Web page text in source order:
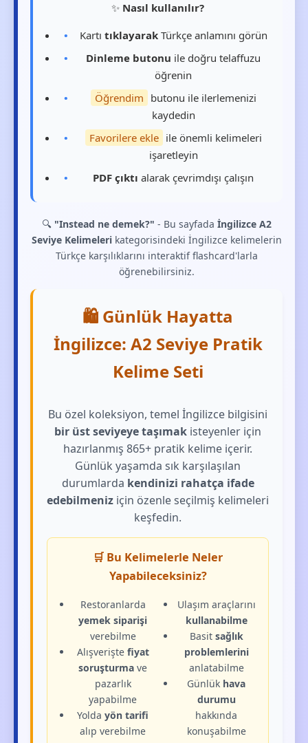
✨ Nasıl kullanılır?
Kartı tıklayarakTürkçe anlamını görün
Dinleme butonu ile doğru telaffuzu
öğrenin
Öğrendim butonu ile ilerlemenizi
kaydedin
Favorilere ekle ile önemli kelimeleri
işaretleyin
PDF çıktı alarak çevrimdışı çalışın
🔍 "Instead ne demek?" - Bu sayfada İngilizce A2
Seviye Kelimelerikategorisindeki İngilizce kelimelerin
Türkçe karşılıklarını interaktif flashcard'larla
öğrenebilirsiniz.
🛍️ Günlük Hayatta
İngilizce: A2 Seviye Pratik
Kelime Seti
Bu özel koleksiyon, temel İngilizce bilgisini
bir üst seviyeye taşımak isteyenler için
hazırlanmış 865+ pratik kelime içerir.
Günlük yaşamda sık karşılaşılan
durumlarda kendinizi rahatça ifade
edebilmeniz için özenle seçilmiş kelimeleri
keşfedin.
🛒 Bu Kelimelerle Neler
Yapabileceksiniz?
Restoranlarda
yemek siparişi
verebilme
Alışverişte fiyat
soruşturma ve
pazarlık
yapabilme
Yoldayön tarifi
alıp verebilme
Ulaşım araçlarını
kullanabilme
Basit sağlık
problemlerini
anlatabilme
Günlük hava
durumu
hakkında
konuşabilme